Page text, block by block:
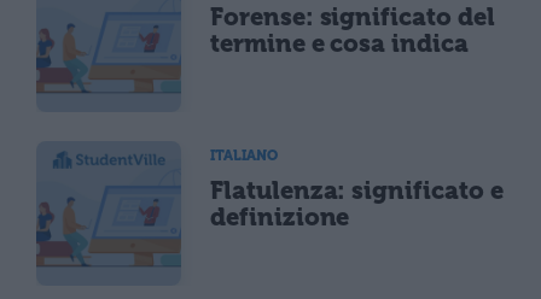
Forense: significato del
termine e cosa indica
ITALIANO
Flatulenza: significato e
definizione